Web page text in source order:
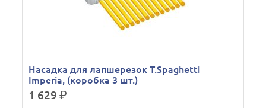
Насадка для лапшерезок T.Spaghetti
Imperia, (коробка 3 шт.)
1 629р.